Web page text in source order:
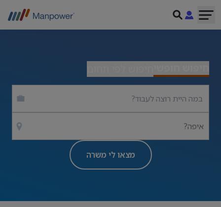
איפה?
מצאו לי משרה